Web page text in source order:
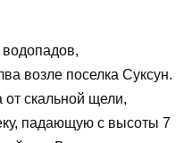
возле поселка Суксун.
от скальной щели,
падающую с высоты 7